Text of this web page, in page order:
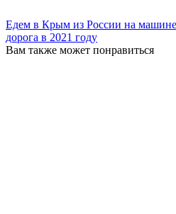
Едем в Крым из России на
дорога в 2021 году
Вам также может понравиться